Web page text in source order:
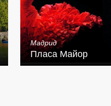
Мадрид
Пласа Майор